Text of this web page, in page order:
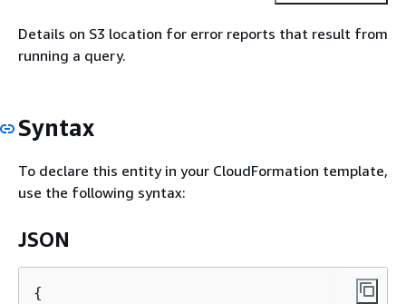
Details on S3 location for error reports that result from
running a query.
Syntax
To declare this entity in your CloudFormation template,
use the following syntax:
JSON
{